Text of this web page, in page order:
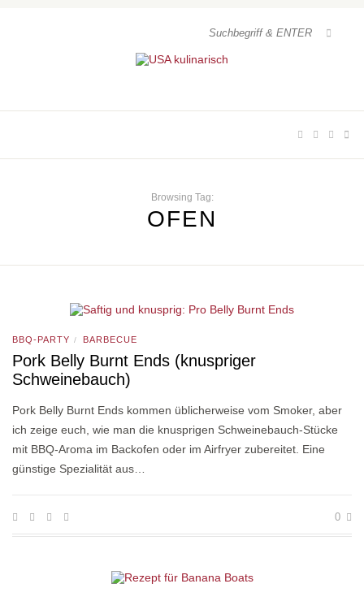
Browsing Tag:
OFEN
BBQ-PARTY / BARBECUE
Pork Belly Burnt Ends (knuspriger
Schweinebauch)
Pork Belly Burnt Ends kommen üblicherweise vom Smoker, aber
ich zeige euch, wie man die knusprigen Schweinebauch-Stücke
mit BBQ-Aroma im Backofen oder im Airfryer zubereitet. Eine
günstige Spezialität aus…
0